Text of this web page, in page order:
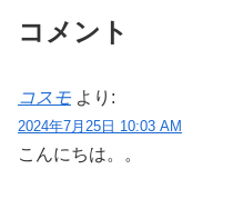
コメント
コスモ より:
2024年7月25日 10:03 AM
こんにちは。。